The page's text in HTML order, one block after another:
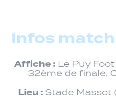
Infos match
Affiche :Le Puy
32ème de finale,
Lieu : Stade Massot